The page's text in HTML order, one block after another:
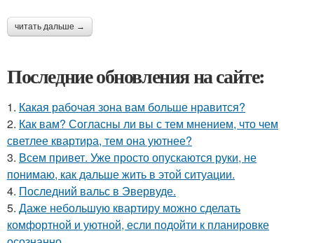
читать дальше →
Последние обновления на сайте:
1. Какая рабочая зона вам больше нравится?
2. Как вам? Согласны ли вы с тем мнением, что чем
светлее квартира, тем она уютнее?
3. Всем привет. Уже просто опускаются руки, не
понимаю, как дальше жить в этой ситуации.
4. Последний вальс в Эвервуде.
5. Даже небольшую квартиру можно сделать
комфортной и уютной, если подойти к планировке